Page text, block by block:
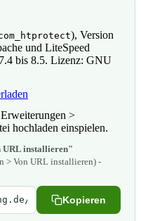
), Version
und LiteSpeed
bis 8.5. Lizenz: GNU
>
hochladen einspielen.
URL installieren"
> Von URL installieren) -
Kopieren